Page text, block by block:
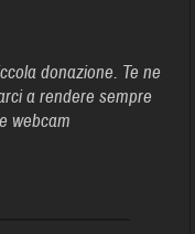
donazione. Te ne
a rendere sempre
webcam